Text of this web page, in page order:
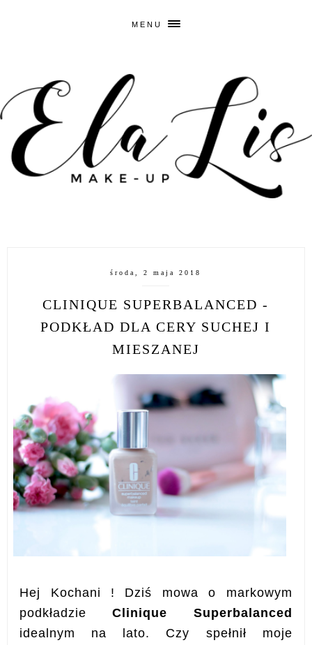
MENU
środa, 2 maja 2018
CLINIQUE SUPERBALANCED -
PODKŁAD DLA CERY SUCHEJ I
MIESZANEJ
Hej Kochani ! Dziś mowa o markowym
podkładzieClinique Superbalanced
idealnym na lato. Czy spełnił moje